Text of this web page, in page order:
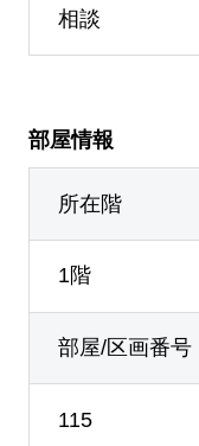
相談
部屋情報
所在階
1階
部屋/区画番号
115